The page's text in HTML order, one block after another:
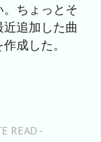
ちょっとそ
追加した曲
成した。
READ -